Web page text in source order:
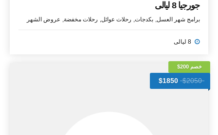
جورجيا 8 ليالى
برامج شهر العسل بكدجات رحلات عوائل رحلات مخفضة عروض الشهر
8 ليالى
خصم 200$
$2050
$1850